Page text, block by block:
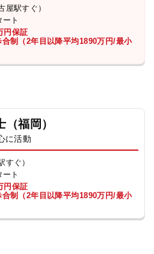
屋駅すぐ）
ト
円保証
制（2年目以降平均1890万円/最小
福岡）
に活動
すぐ）
ト
円保証
制（2年目以降平均1890万円/最小